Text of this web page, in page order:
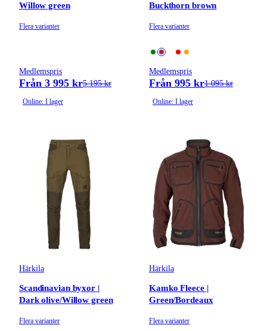
Willow green
Flera varianter
Medlemspris
Från 3 995 kr5 195 kr
Online: I lager
Buckthorn brown
Flera varianter
Medlemspris
Från 995 kr1 095 kr
Online: I lager
Härkila
Scandinavian byxor |
Dark olive/Willow green
Flera varianter
Härkila
Kamko Fleece |
Green/Bordeaux
Flera varianter